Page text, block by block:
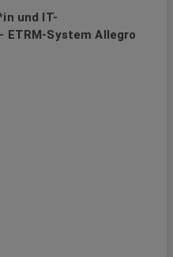
und IT-
System Allegro